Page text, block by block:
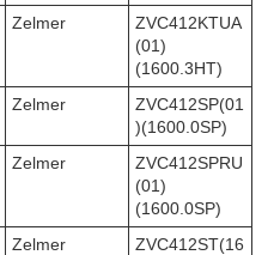
Zelmer
ZVC412KTUA
(01)
(1600.3HT)
Zelmer
ZVC412SP(01
)(1600.0SP)
Zelmer
ZVC412SPRU
(01)
(1600.0SP)
Zelmer
ZVC412ST(16